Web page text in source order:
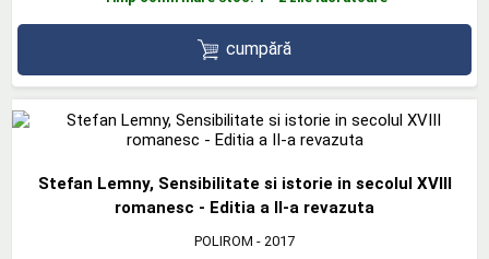
cumpără
Stefan Lemny, Sensibilitate si istorie in secolul XVIII
romanesc - Editia a II-a revazuta
POLIROM - 2017